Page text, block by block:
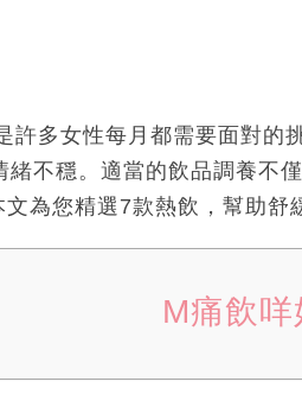
許多女性每月都需要面對的
緒不穩。適當的飲品調養不
為您精選7款熱飲，幫助舒
M痛飲